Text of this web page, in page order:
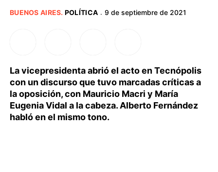
BUENOS AIRES. POLÍTICA · 9 de septiembre de 2021
La vicepresidenta abrió el acto en Tecnópolis
con un discurso que tuvo marcadas críticas a
la oposición, con Mauricio Macri y María
Eugenia Vidal a la cabeza. Alberto Fernández
habló en el mismo tono.